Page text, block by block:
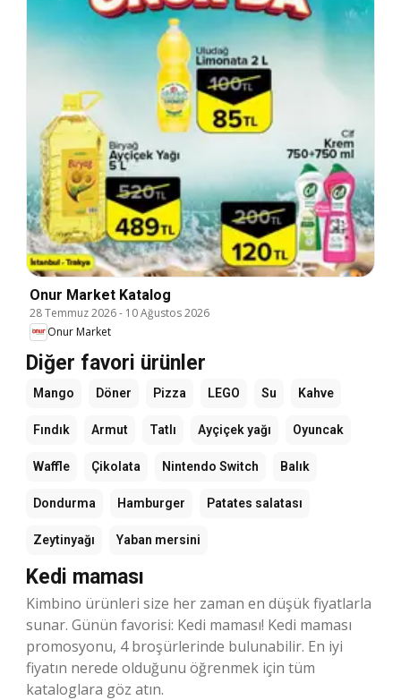
Onur Market Katalog
28 Temmuz 2026- 10 Ağustos 2026
Onur Market
Diğer favori ürünler
Mango Döner Pizza LEGO Su Kahve
Fındık Armut Tatlı Ayçiçek yağı Oyuncak
Waffle Çikolata Nintendo Switch Balık
Dondurma Hamburger Patates salatası
Zeytinyağı Yaban mersini
Kedi maması
Kimbino ürünleri size her zaman en düşük fiyatlarla
sunar. Günün favorisi: Kedi maması! Kedi maması
promosyonu, 4 broşürlerinde bulunabilir. En iyi
fiyatın nerede olduğunu öğrenmek için tüm
kataloglara göz atın.